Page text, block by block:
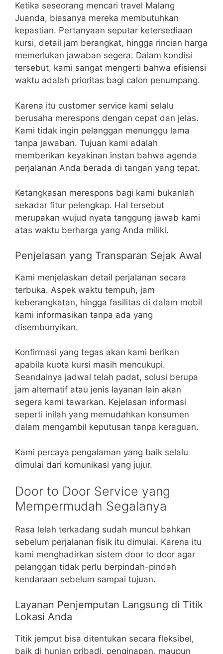
Ketika seseorang mencari travel Malang
Juanda, biasanya mereka membutuhkan
kepastian. Pertanyaan seputar ketersediaan
kursi, detail jam berangkat, hingga rincian harga
memerlukan jawaban segera. Dalam kondisi
tersebut, kami sangat mengerti bahwa efisiensi
waktu adalah prioritas bagi calon penumpang.
Karena itu customer service kami selalu
berusaha merespons dengan cepat dan jelas.
Kami tidak ingin pelanggan menunggu lama
tanpa jawaban. Tujuan kami adalah
memberikan keyakinan instan bahwa agenda
perjalanan Anda berada di tangan yang tepat.
Ketangkasan merespons bagi kami bukanlah
sekadar fitur pelengkap. Hal tersebut
merupakan wujud nyata tanggung jawab kami
atas waktu berharga yang Anda miliki.
Penjelasan yang Transparan Sejak Awal
Kami menjelaskan detail perjalanan secara
terbuka. Aspek waktu tempuh, jam
keberangkatan, hingga fasilitas di dalam mobil
kami informasikan tanpa ada yang
disembunyikan.
Konfirmasi yang tegas akan kami berikan
apabila kuota kursi masih mencukupi.
Seandainya jadwal telah padat, solusi berupa
jam alternatif atau jenis layanan lain akan
segera kami tawarkan. Kejelasan informasi
seperti inilah yang memudahkan konsumen
dalam mengambil keputusan tanpa keraguan.
Kami percaya pengalaman yang baik selalu
dimulai dari komunikasi yang jujur.
Door to Door Service yang
Mempermudah Segalanya
Rasa lelah terkadang sudah muncul bahkan
sebelum perjalanan fisik itu dimulai. Karena itu
kami menghadirkan sistem door to door agar
pelanggan tidak perlu berpindah-pindah
kendaraan sebelum sampai tujuan.
Layanan Penjemputan Langsung di Titik
Lokasi Anda
Titik jemput bisa ditentukan secara fleksibel,
baik di hunian pribadi, penginapan, maupun